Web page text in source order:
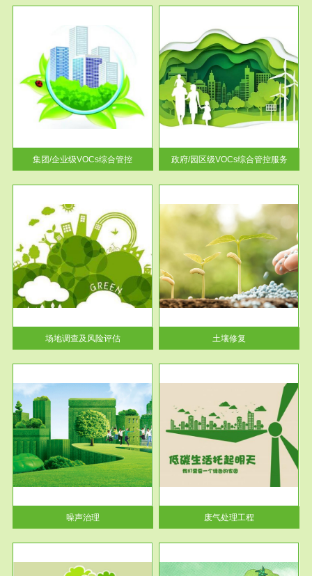
集团/企业级VOCs综合管控
服务范围
政府/园区级VOCs综合管控服务
根据《石化行业挥发性有机物综
合整治方案》文件要求，到2017
年，全...
政府/园区级VOCs综合管控服务
场地调查及风险评估
服务范围
土壤修复
土壤修复
噪声治理
服务范围
废气处理工程
废气处理工程